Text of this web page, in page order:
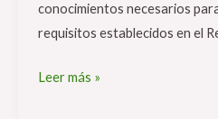
conocimientos necesarios
requisitos establecidos en el
Leer más »